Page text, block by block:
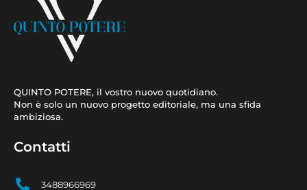
QUINTO POTERE, il vostro nuovo quotidiano.
Non è solo un nuovo progetto editoriale, ma una sfida
ambiziosa.
Contatti
3488966969